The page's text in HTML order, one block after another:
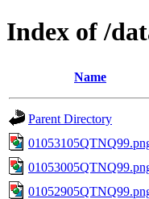
Index of /
Name
Parent Directory